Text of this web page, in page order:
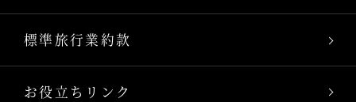
標準旅行業約款
お役立ちリンク